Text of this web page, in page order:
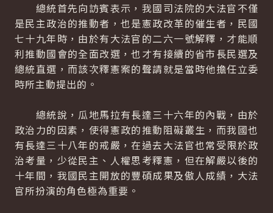
總統首先向訪賓表示，我國司法院的大法官不僅
是民主政治的推動者，也是憲政改革的催生者，民國
七十九年時，由於有大法官的二六一號解釋，才能順
利推動國會的全面改選，也才有接續的省市長民選及
總統直選，而該次釋憲案的聲請就是當時他擔任立委
時所主動提出的。
總統說，瓜地馬拉有長達三十六年的內戰，由於
政治力的因素，使得憲政的推動阻礙叢生，而我國也
有長達三十八年的戒嚴，在過去大法官也常受限於政
治考量，少從民主、人權思考釋憲，但在解嚴以後的
十年間，我國民主開放的豐碩成果及傲人成績，大法
官所扮演的角色極為重要。